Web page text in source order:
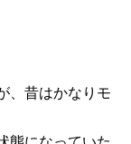
、昔はかなりモ